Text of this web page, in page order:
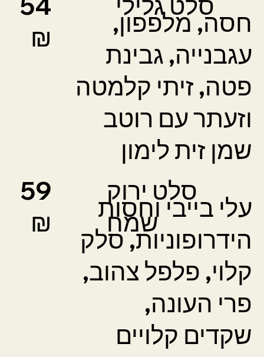
₪
חסה, מלפפון,
עגבנייה, גבינת
פטה, זיתי קלמטה
וזעתר עם רוטב
שמן זית לימון
סלט ירוק
שמח
59
₪
עלי בייבי וחסות
הידרופוניות, סלק
קלוי, פלפל צהוב,
פרי העונה,
שקדים קלויים